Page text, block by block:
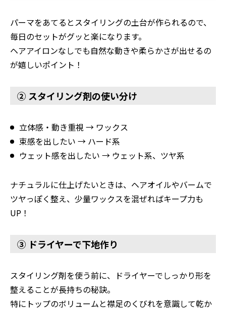
パーマをあてるとスタイリングの土台が作られるので、
毎日のセットがグッと楽になります。
ヘアアイロンなしでも自然な動きや柔らかさが出せるの
が嬉しいポイント！
② スタイリング剤の使い分け
立体感・動き重視 → ワックス
束感を出したい → ハード系
ウェット感を出したい → ウェット系、ツヤ系
ナチュラルに仕上げたいときは、ヘアオイルやバームで
ツヤっぽく整え、少量ワックスを混ぜればキープ力も
UP！
③ ドライヤーで下地作り
スタイリング剤を使う前に、ドライヤーでしっかり形を
整えることが長持ちの秘訣。
特にトップのボリュームと襟足のくびれを意識して乾か